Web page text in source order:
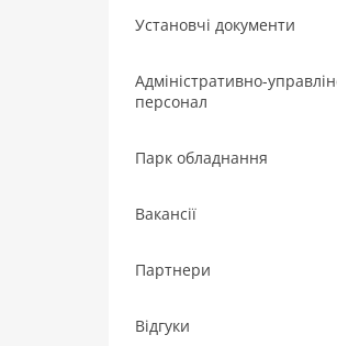
Установчі документи
Адміністративно-
персонал
Парк обладнання
Вакансії
Партнери
Відгуки